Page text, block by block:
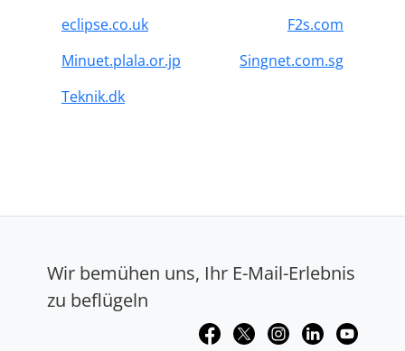
eclipse.co.uk
F2s.com
Minuet.plala.or.jp
Singnet.com.sg
Teknik.dk
Wir bemühen uns, Ihr E-Mail-Erlebnis
zu beflügeln